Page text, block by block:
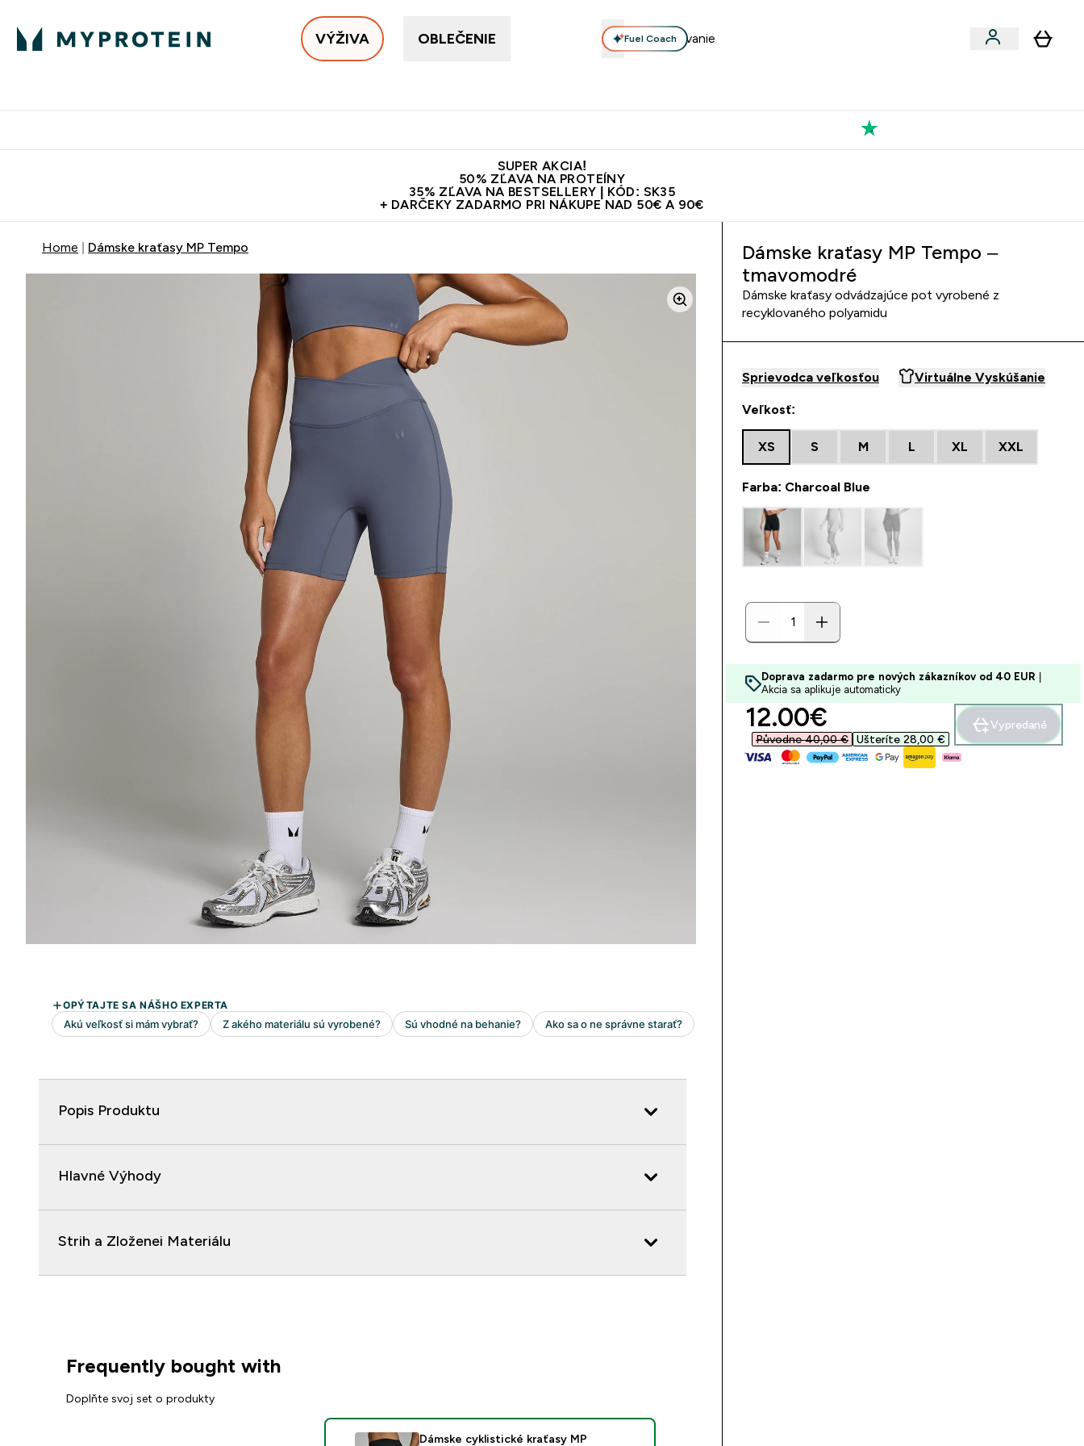
VÝŽIVA OBLEČENIE Fuel Coach
SUPER AKCIA!
50% ZĽAVA NA PROTEÍNY
35% ZĽAVA NA BESTSELLERY | KÓD: SK35
+ DARČEKY ZADARMO PRI NÁKUPE NAD 50€ A 90€
Home Dámske kraťasy MP Tempo
Popis Produktu
Hlavné Výhody
Strih a Zloženei Materiálu
Frequently bought with
Doplňte svoj set o produkty
Dámske cyklistické kraťasy MP
Dámske kraťasy MP Tempo –
tmavomodré
Dámske kraťasy odvádzajúce pot vyrobené z
recyklovaného polyamidu
Sprievodca veľkosťou Virtuálne Vyskúšanie
Veľkosť:
XS S M L XL XXL
Farba: Charcoal Blue
Doprava zadarmo pre nových zákazníkov od 40 EUR
Akcia sa aplikuje automaticky
discounted price
12.00€‎
Původne 40,00 €‎ Ušteríte 28,00 €‎
Vypredané